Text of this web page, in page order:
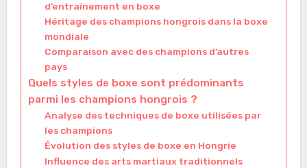
d’entraînement en boxe
Héritage des champions hongrois dans la boxe
mondiale
Comparaison avec des champions d’autres
pays
Quels styles de boxe sont prédominants
parmi les champions hongrois ?
Analyse des techniques de boxe utilisées par
les champions
Évolution des styles de boxe en Hongrie
Influence des arts martiaux traditionnels